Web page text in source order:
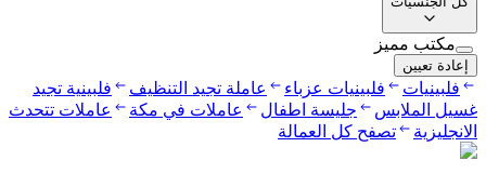
مكتب مميز
إعادة تعيين
فلبينيات فلبينيات عزباء عاملة تجيد التنظيف
فلبينية تجيد
غسيل الملابس
جليسة اطفال عاملات في مكة
عاملات تتحدث
الانجليزية
تصفح كل العمالة